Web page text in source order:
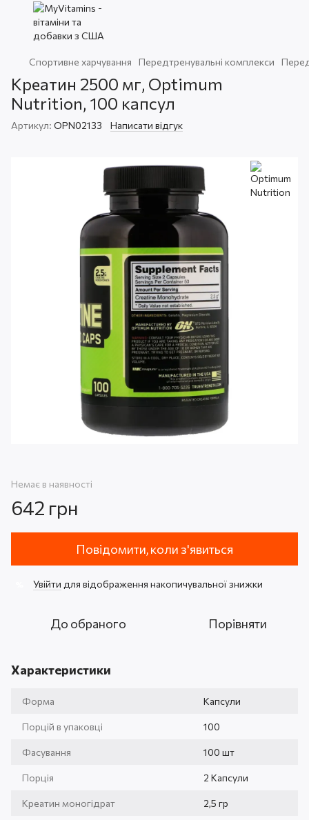
Спортивне харчування Передтренувальні комплекси
Креатин 2500 мг, Optimum
Nutrition, 100 капсул
Артикул: OPN02133 Написати відгук
Немає в наявності
642 грн
Повідомити, коли з'явиться
Увійти для відображення накопичувальної знижки
До обраного Порівняти
Характеристики
Форма Капсули
Порцій в упаковці 100
Фасування 100 шт
Порція 2 Капсули
Креатин моногідрат 2,5 гр